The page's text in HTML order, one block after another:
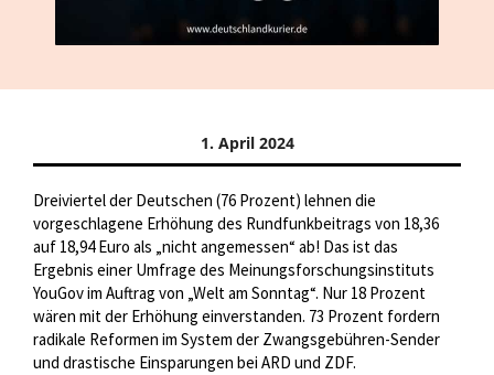
1. April 2024
Dreiviertel der Deutschen (76 Prozent) lehnen die
vorgeschlagene Erhöhung des Rundfunkbeitrags von 18,36
auf 18,94 Euro als „nicht angemessen“ ab! Das ist das
Ergebnis einer Umfrage des Meinungsforschungsinstituts
YouGov im Auftrag von „Welt am Sonntag“. Nur 18 Prozent
wären mit der Erhöhung einverstanden. 73 Prozent fordern
radikale Reformen im System der Zwangsgebühren-Sender
und drastische Einsparungen bei ARD und ZDF.